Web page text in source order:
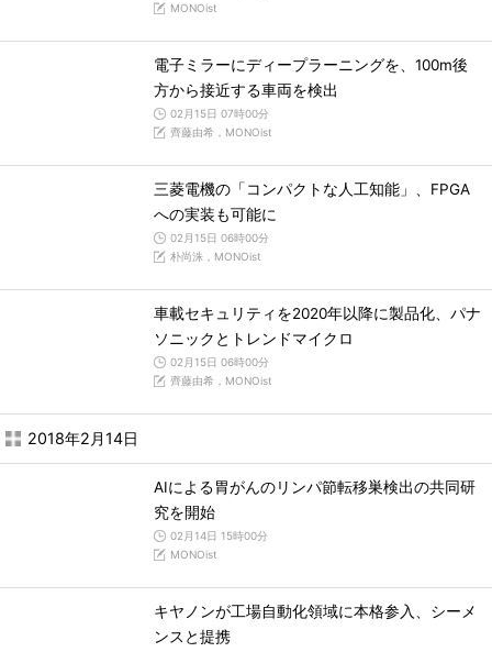
MONOist
電子ミラーにディープラーニングを、100m後
方から接近する車両を検出
02月15日 07時00分
齊藤由希，MONOist
三菱電機の「コンパクトな人工知能」、FPGA
への実装も可能に
02月15日 06時00分
朴尚洙，MONOist
車載セキュリティを2020年以降に製品化、パナ
ソニックとトレンドマイクロ
02月15日 06時00分
齊藤由希，MONOist
2018年2月14日
AIによる胃がんのリンパ節転移巣検出の共同研
究を開始
02月14日 15時00分
MONOist
キヤノンが工場自動化領域に本格参入、シーメ
ンスと提携